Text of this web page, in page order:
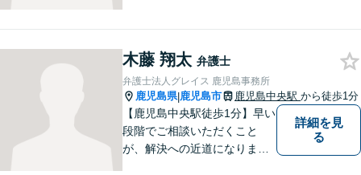
木藤 翔太 弁護士
弁護士法人グレイス 鹿児島事務所
鹿児島県|鹿児島市 鹿児島中央駅 から徒歩1分
【鹿児島中央駅徒歩1分】早い
段階でご相談いただくこと
が、解決への近道になりま
詳細を見
る